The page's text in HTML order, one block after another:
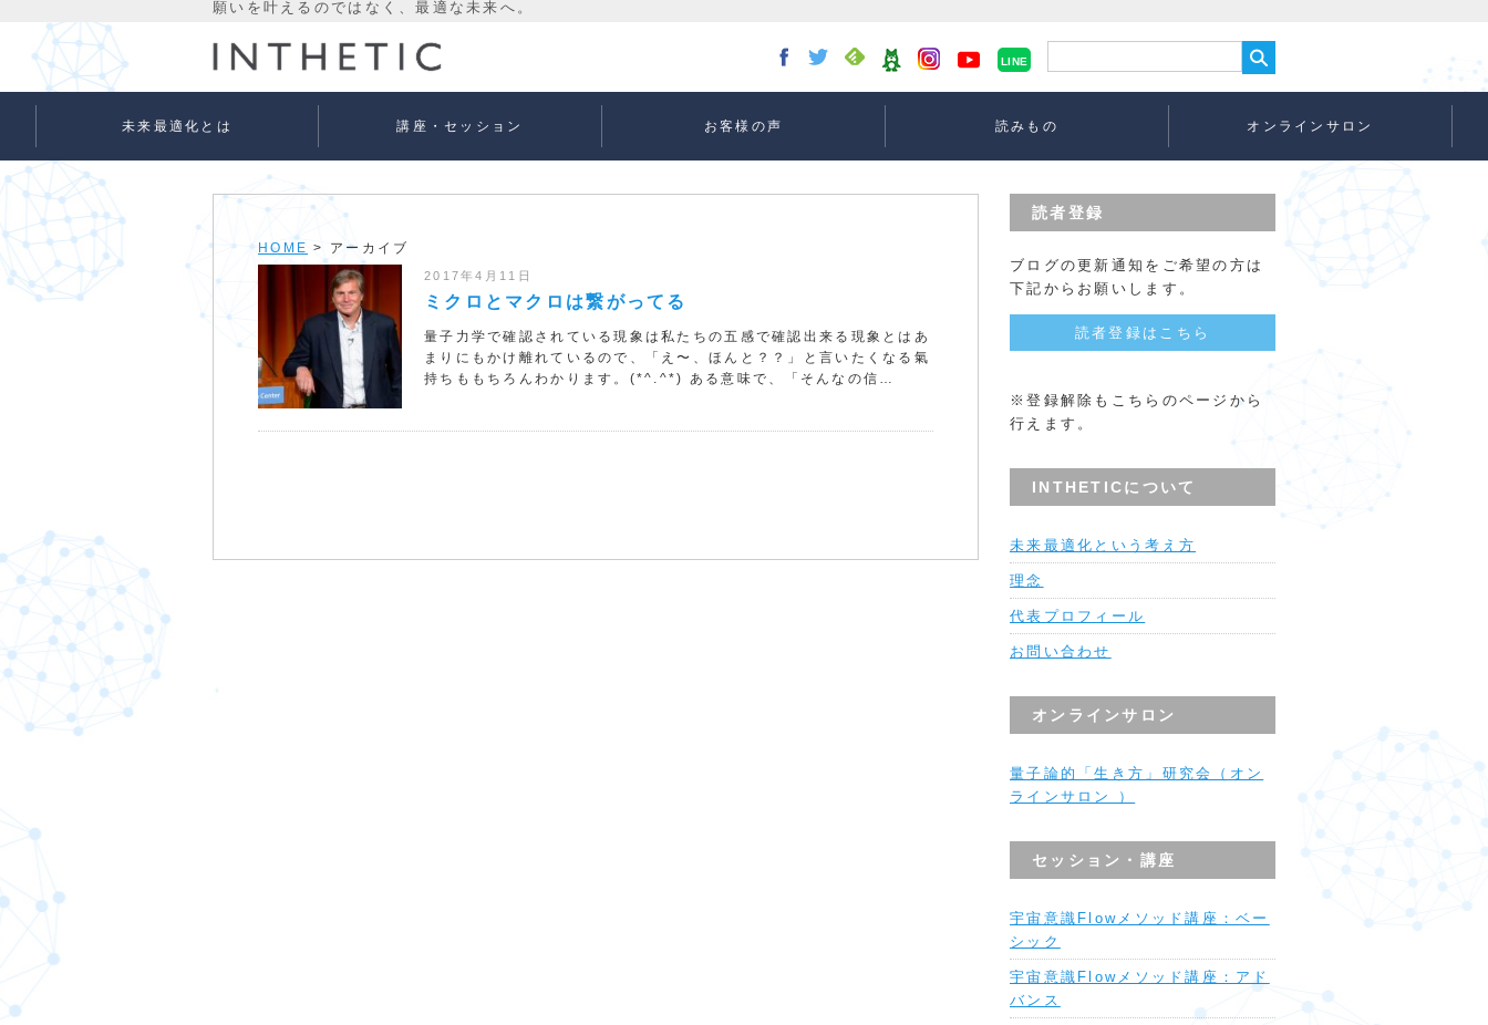
LINE
未来最適化とは 講座・セッション お客様の声 読みもの オンラインサロン
HOME > アーカイブ
2017年4月11日
ミクロとマクロは繋がってる
量子力学で確認されている現象は私たちの五感で確認出来る現象とはあ
まりにもかけ離れているので、「え〜、ほんと？？」と言いたくなる氣
持ちももちろんわかります。(*^.^*) ある意味で、「そんなの信…
読者登録
ブログの更新通知をご希望の方は
下記からお願いします。
読者登録はこちら
※登録解除もこちらのページから
行えます。
INTHETICについて
未来最適化という考え方
理念
代表プロフィール
お問い合わせ
オンラインサロン
量子論的「生き方」研究会（オン
ラインサロン ）
セッション・講座
宇宙意識Flowメソッド講座：ベー
シック
宇宙意識Flowメソッド講座：アド
バンス